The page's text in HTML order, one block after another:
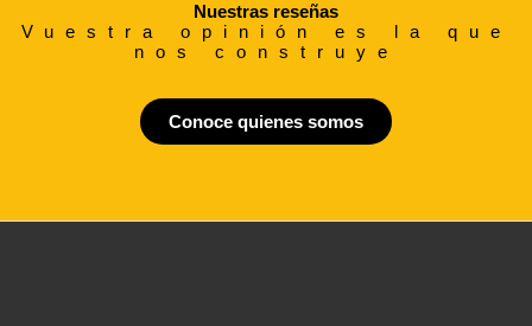
Nuestras reseñas
Vuestra opinión es la que
nos construye
Conoce quienes somos